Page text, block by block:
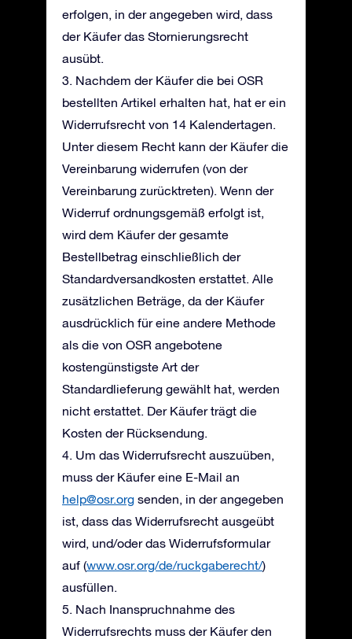
erfolgen, in der angegeben wird, dass
der Käufer das Stornierungsrecht
ausübt.
3. Nachdem der Käufer die bei OSR
bestellten Artikel erhalten hat, hat er ein
Widerrufsrecht von 14 Kalendertagen.
Unter diesem Recht kann der Käufer die
Vereinbarung widerrufen (von der
Vereinbarung zurücktreten). Wenn der
Widerruf ordnungsgemäß erfolgt ist,
wird dem Käufer der gesamte
Bestellbetrag einschließlich der
Standardversandkosten erstattet. Alle
zusätzlichen Beträge, da der Käufer
ausdrücklich für eine andere Methode
als die von OSR angebotene
kostengünstigste Art der
Standardlieferung gewählt hat, werden
nicht erstattet. Der Käufer trägt die
Kosten der Rücksendung.
4. Um das Widerrufsrecht auszuüben,
muss der Käufer eine E-Mail an
help@osr.org senden, in der angegeben
ist, dass das Widerrufsrecht ausgeübt
wird, und/oder das Widerrufsformular
auf (www.osr.org/de/ruckgaberecht/)
ausfüllen.
5. Nach Inanspruchnahme des
Widerrufsrechts muss der Käufer den